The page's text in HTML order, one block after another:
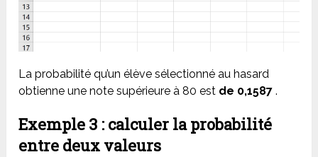
La probabilité qu’un élève sélectionné au hasard
obtienne une note supérieure à 80 est de 0,1587 .
Exemple 3 : calculer la probabilité
entre deux valeurs